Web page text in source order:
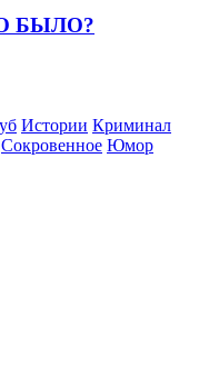
БЫЛО?
Истории Криминал
Сокровенное Юмор